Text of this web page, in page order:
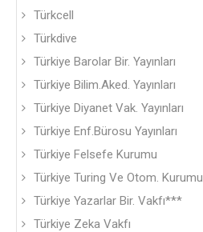
Türkcell
Türkdive
Türkiye Barolar Bir. Yayınları
Türkiye Bilim.Aked. Yayınları
Türkiye Diyanet Vak. Yayınları
Türkiye Enf.Bürosu Yayınları
Türkiye Felsefe Kurumu
Türkiye Turing Ve Otom. Kurumu
Türkiye Yazarlar Bir. Vakfı***
Türkiye Zeka Vakfı